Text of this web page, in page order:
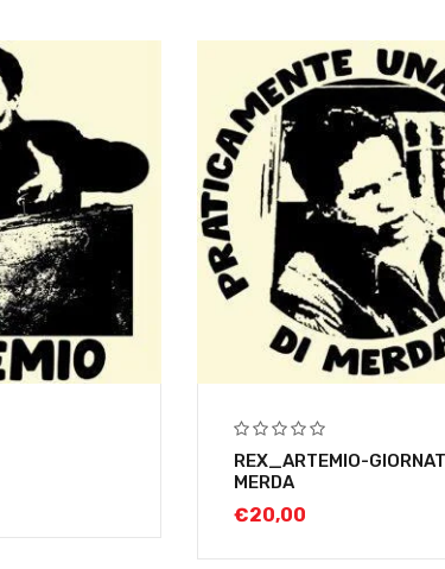
REX_ARTEMIO-
MERDA
€20,00